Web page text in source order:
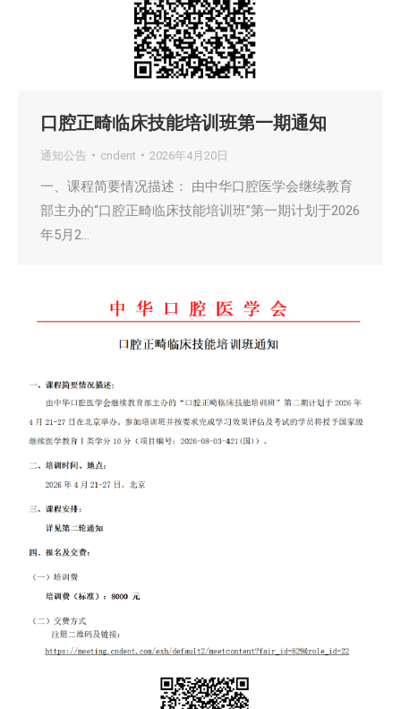
口腔正畸临床技能培训班第一期通知
通知公告 cndent 2026年4月20日
一、课程简要情况描述： 由中华口腔医学会继续教育
部主办的“口腔正畸临床技能培训班”第一期计划于2026
年5月2…